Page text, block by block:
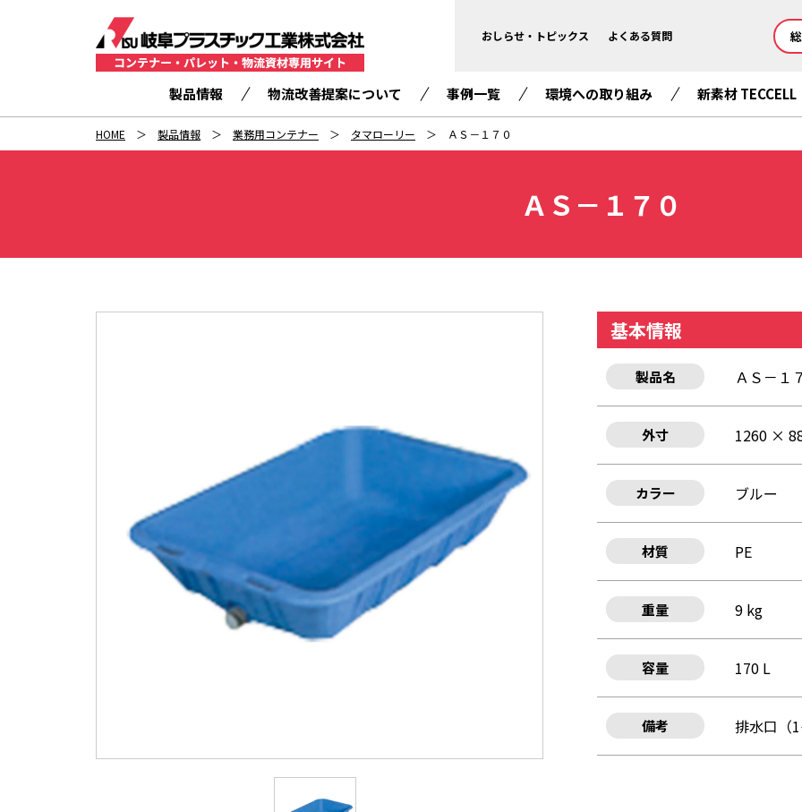
おしらせ・トピックス よくある質問
製品情報 物流改善提案について 事例一覧 環境への取り組み 新素材 TECCELL
HOME 製品情報 業務用コンテナー タマローリー ＡＳ－１７０
ＡＳ－１７０
基本情報
製品名 ＡＳ－１
外寸 1260 ×
カラー ブルー
材質 PE
重量 9 kg
容量 170 L
備考 排水口（